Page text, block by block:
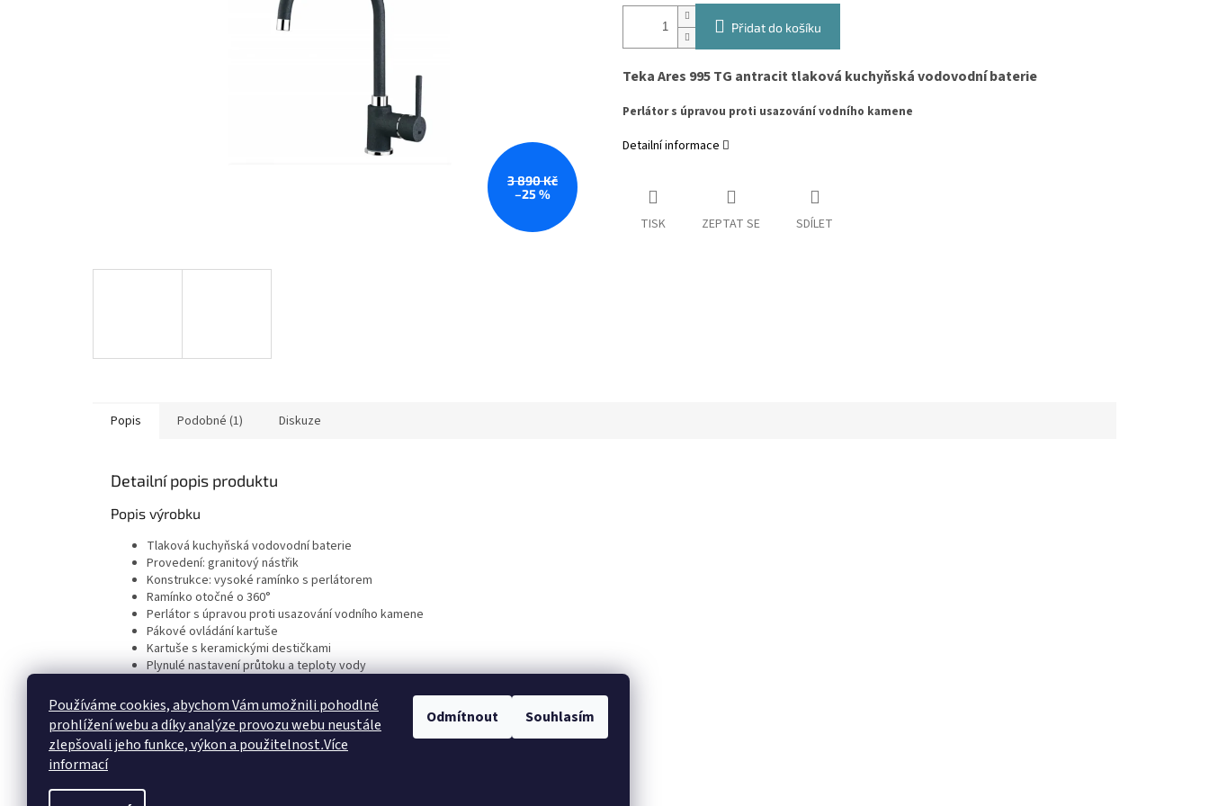
Používáme cookies, abychom Vám umožnili pohodlné
prohlížení webu a díky analýze provozu webu neustále
zlepšovali jeho funkce, výkon a použitelnost.Více
informací
Odmítnout Souhlasím
3 890 Kč
–25 %
Přidat do košíku
Teka Ares 995 TG antracit tlaková kuchyňská vodovodní baterie
Perlátor s úpravou proti usazování vodního kamene
Detailní informace
TISK ZEPTAT SE SDÍLET
Popis Podobné (1) Diskuze
Detailní popis produktu
Popis výrobku
Tlaková kuchyňská vodovodní baterie
Provedení: granitový nástřik
Konstrukce: vysoké ramínko s perlátorem
Ramínko otočné o 360°
Perlátor s úpravou proti usazování vodního kamene
Pákové ovládání kartuše
Kartuše s keramickými destičkami
Plynulé nastavení průtoku a teploty vody
Pro montáž do otvoru o průměru 35 mm
Doporučený provozní tlak 1-5 bar (kg/cm2)
Doporučená teplota teplé vody 45°C – 65°C
Přepravní balení: papírový karton